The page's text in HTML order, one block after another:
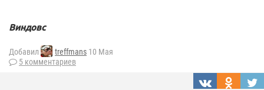
Виндовс
Добавил treffmans 10 Мая
5 комментариев